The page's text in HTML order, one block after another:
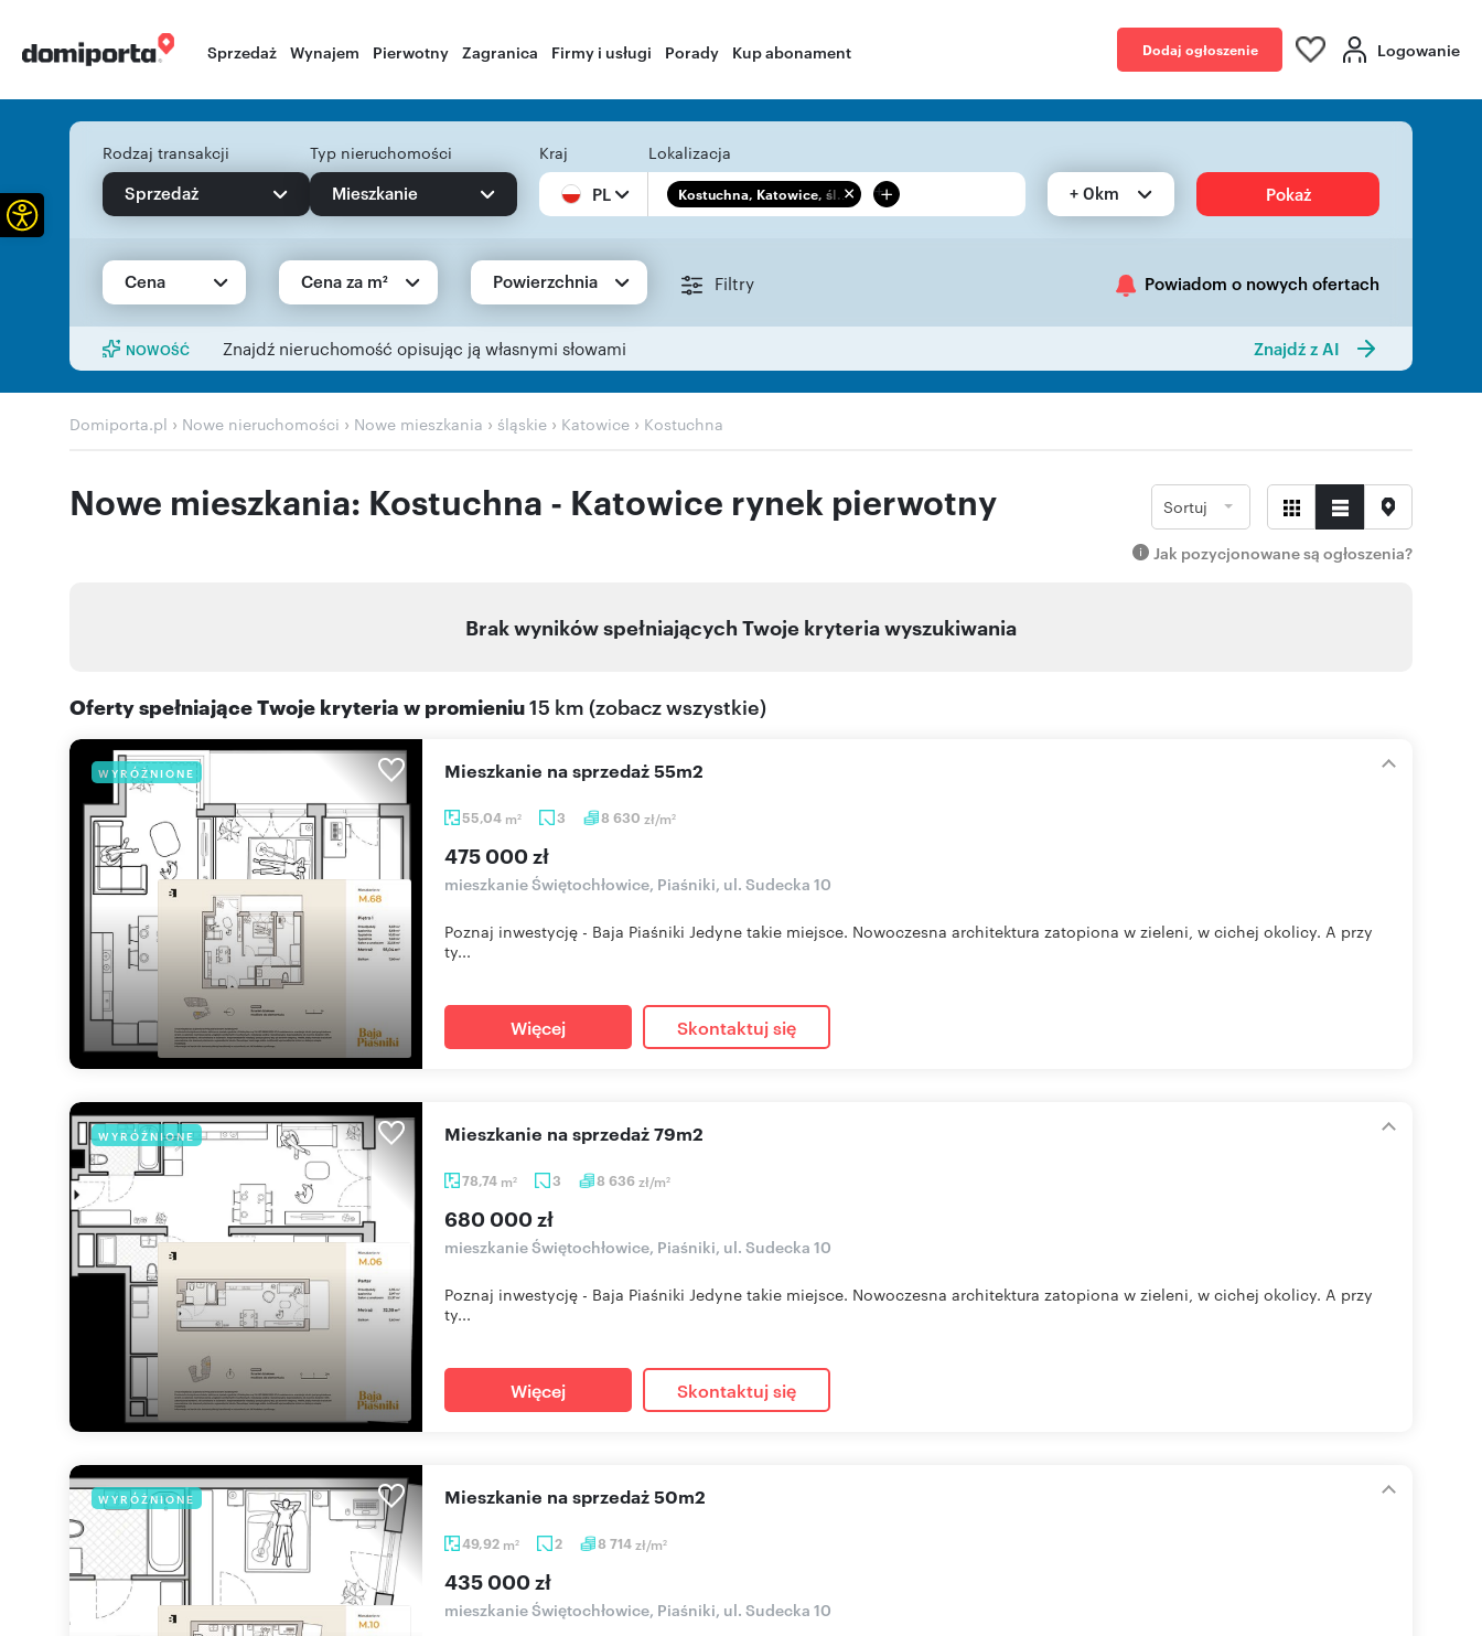
Sprzedaż Wynajem Pierwotny Zagranica Firmy i usługi Porady Kup abonament Dodaj ogłoszenie Logowanie
Rodzaj transakcji
Sprzedaż
Typ nieruchomości
Mieszkanie
Kraj
PL
Lokalizacja
Kostuchna, Katowice, śl... + + 0km Pokaż
Cena Cena za m² Powierzchnia Filtry Powiadom o nowych ofertach
NOWOŚĆ Znajdź nieruchomość opisując ją własnymi słowami Znajdź z AI
Domiporta.pl › Nowe nieruchomości › Nowe mieszkania › śląskie › Katowice › Kostuchna
Nowe mieszkania: Kostuchna - Katowice rynek pierwotny Sortuj
Jak pozycjonowane są ogłoszenia?
Brak wyników spełniających Twoje kryteria wyszukiwania
Oferty spełniające Twoje kryteria w promieniu15 km (zobacz wszystkie)
WYRÓŻNIONE
55,04 m2 3 8 630 zł/m2
mieszkanie na sprzedaż 55m2
475 000 zł
mieszkanie Świętochłowice, Piaśniki, ul. Sudecka 10
Poznaj inwestycję - Baja Piaśniki Jedyne takie miejsce. Nowoczesna architektura zatopiona w zieleni, w cichej okolicy. A przy
ty...
Więcej Skontaktuj się
WYRÓŻNIONE
78,74 m2 3 8 636zł/m2
mieszkanie na sprzedaż 79m2
680 000 zł
mieszkanie Świętochłowice, Piaśniki, ul. Sudecka 10
Poznaj inwestycję - Baja Piaśniki Jedyne takie miejsce. Nowoczesna architektura zatopiona w zieleni, w cichej okolicy. A przy
ty...
Więcej Skontaktuj się
WYRÓŻNIONE
49,92 m2 2 8 714zł/m2
mieszkanie na sprzedaż 50m2
435 000 zł
mieszkanie Świętochłowice, Piaśniki, ul. Sudecka 10
Otwórz pasek narzędzi